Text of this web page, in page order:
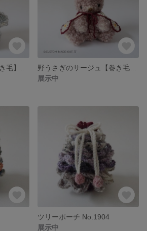
展示中
ツリーポーチ No.1904
展示中